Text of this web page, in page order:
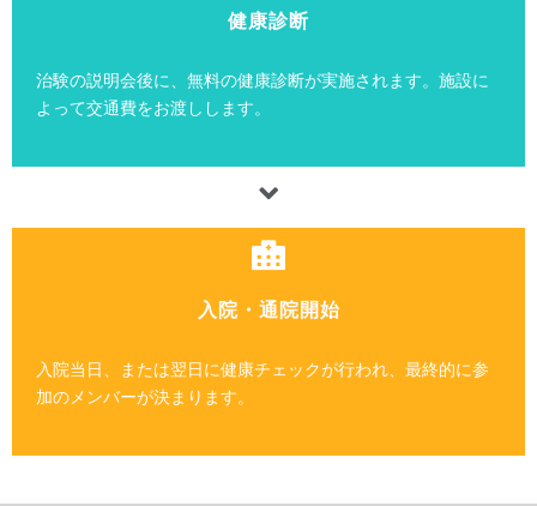
健康診断
治験の説明会後に、無料の健康診断が実施されます。施設に
よって交通費をお渡しします。
入院・通院開始
入院当日、または翌日に健康チェックが行われ、最終的に参
加のメンバーが決まります。